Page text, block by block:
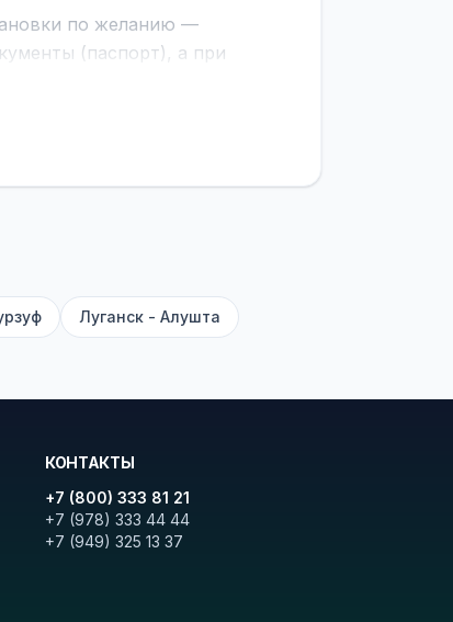
по желанию —
(паспорт), а при
отопление, зарядка
Кнопка «Детали рейса»
Луганск - Алушта
КОНТАКТЫ
+7 (800) 333 81 21
+7 (978) 333 44 44
+7 (949) 325 13 37